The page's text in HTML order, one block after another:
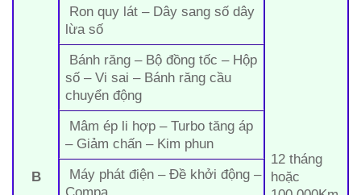
B
12 tháng
hoặc
Ron quy lát – Dây sang số dây
lừa số
Bánh răng – Bộ đồng tốc – Hộp
số – Vi sai – Bánh răng cầu
chuyển động
Mâm ép li hợp – Turbo tăng áp
– Giảm chấn – Kim phun
Máy phát điện – Đề khởi động –
Compa